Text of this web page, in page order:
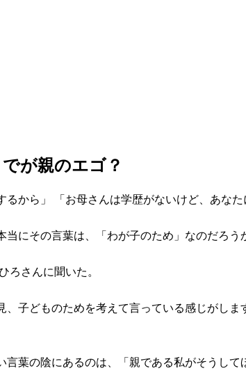
が親のエゴ？
から」 「お母さんは学歴がないけど、あな
にその言葉は、「わが子のため」なのだろ
ろさんに聞いた。
子どものためを考えて言っている感じがし
葉の陰にあるのは、「親である私がそうし